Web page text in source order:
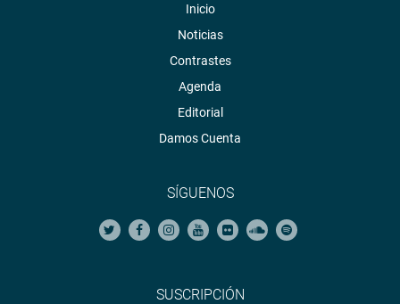
Inicio
Noticias
Contrastes
Agenda
Editorial
Damos Cuenta
SÍGUENOS
SUSCRIPCIÓN